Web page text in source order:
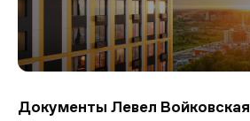
Документы Левел Войковская